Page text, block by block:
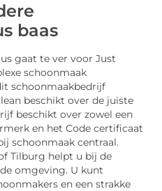
baas
gaat te ver voor Just
schoonmaak
schoonmaakbedrijf
beschikt over de juiste
beschikt over zowel een
en het Code certificaat
schoonmaak centraal.
Tilburg helpt u bij de
omgeving. U kunt
en een strakke